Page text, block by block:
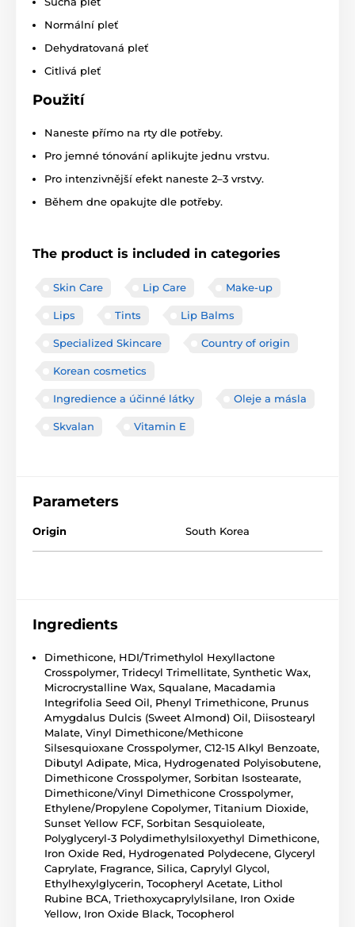
Normální pleť
Dehydratovaná pleť
Citlivá pleť
Použití
Naneste přímo na rty dle potřeby.
Pro jemné tónování aplikujte jednu vrstvu.
Pro intenzivnější efekt naneste 2–3 vrstvy.
Během dne opakujte dle potřeby.
The product is included in categories
Skin Care Lip Care Make-up
Lips Tints Lip Balms
Specialized Skincare Country of origin
Korean cosmetics
Ingredience a účinné látky Oleje a másla
Skvalan Vitamin E
Parameters
Origin South Korea
Ingredients
Dimethicone, HDI/Trimethylol Hexyllactone
Crosspolymer, Tridecyl Trimellitate, Synthetic Wax,
Microcrystalline Wax, Squalane, Macadamia
Integrifolia Seed Oil, Phenyl Trimethicone, Prunus
Amygdalus Dulcis (Sweet Almond) Oil, Diisostearyl
Malate, Vinyl Dimethicone/Methicone
Silsesquioxane Crosspolymer, C12-15 Alkyl Benzoate,
Dibutyl Adipate, Mica, Hydrogenated Polyisobutene,
Dimethicone Crosspolymer, Sorbitan Isostearate,
Dimethicone/Vinyl Dimethicone Crosspolymer,
Ethylene/Propylene Copolymer, Titanium Dioxide,
Sunset Yellow FCF, Sorbitan Sesquioleate,
Polyglyceryl-3 Polydimethylsiloxyethyl Dimethicone,
Iron Oxide Red, Hydrogenated Polydecene, Glyceryl
Caprylate, Fragrance, Silica, Caprylyl Glycol,
Ethylhexylglycerin, Tocopheryl Acetate, Lithol
Rubine BCA, Triethoxycaprylylsilane, Iron Oxide
Yellow, Iron Oxide Black, Tocopherol